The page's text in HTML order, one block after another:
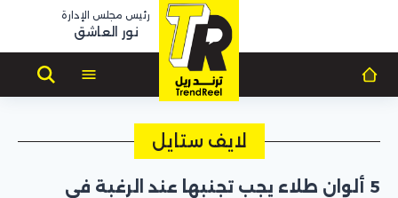
رئيس مجلس الإدارة
نور العاشق
لايف ستايل
5 ألوان طلاء يجب تجنبها عند الرغبة في